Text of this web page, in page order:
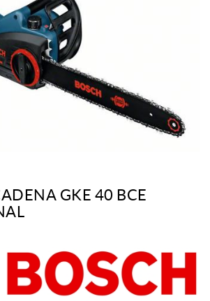
GKE 40 BCE